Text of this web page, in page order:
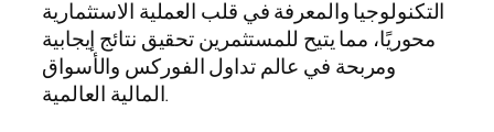
التكنولوجيا والمعرفة في قلب العملية الاستثمارية
محوريًا، مما يتيح للمستثمرين تحقيق نتائج إيجابية
ومربحة في عالم تداول الفوركس والأسواق
المالية العالمية.